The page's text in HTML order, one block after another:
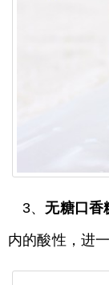
3、无糖口香
内的酸性，进